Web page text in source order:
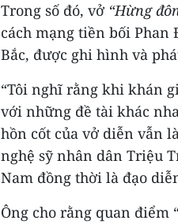
Trong số đó, vở “Hừng
cách mạng tiền bối
Bắc, được ghi hình và
“Tôi nghĩ rằng khi khán
với những đề tài khác
hồn cốt của vở diễn vẫn
nghệ sỹ nhân dân Triệu
Nam đồng thời là đạo
Ông cho rằng quan